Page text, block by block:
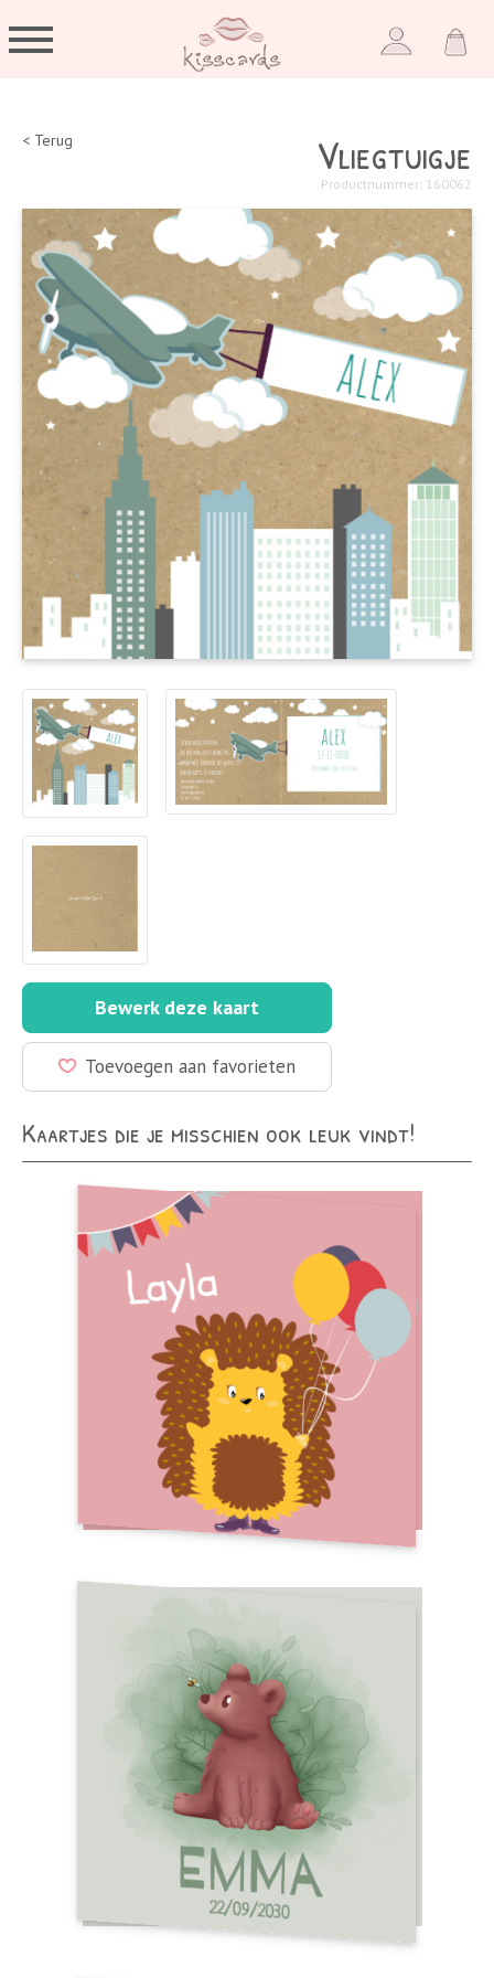
< Terug Vliegtuigje
Productnummer: 160062
Bewerk deze kaart
Toevoegen aan favorieten
Kaartjes die je misschien ook leuk vindt!